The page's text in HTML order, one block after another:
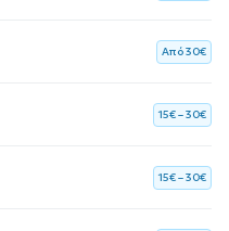
Aπό 30€
15€ – 30€
15€ – 30€